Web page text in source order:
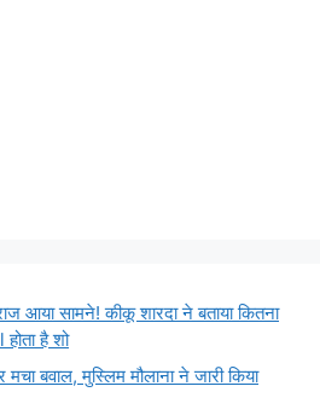
आया सामने! कीकू शारदा ने बताया कितना
है शो
बवाल, मुस्लिम मौलाना ने जारी किया